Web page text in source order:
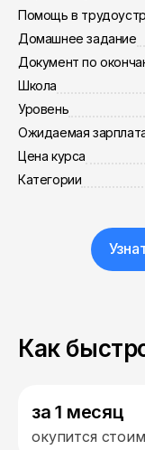
Помощь в
Домашнее задание
Документ по
Школа
Уровень
Ожидаемая
Цена курса
Категории
Как
за 1 месяц
окупится